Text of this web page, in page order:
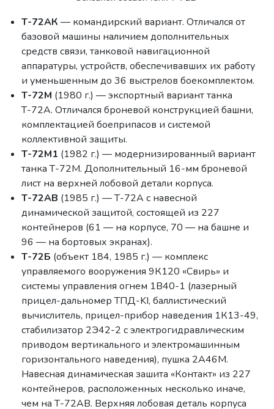
Т-72АК — командирский вариант. Отличался от
базовой машины наличием дополнительных
средств связи, танковой навигационной
аппаратуры, устройств, обеспечивавших их работу
и уменьшенным до 36 выстрелов боекомплектом.
Т-72М (1980 г.) — экспортный вариант танка
Т-72А. Отличался броневой конструкцией башни,
комплектацией боеприпасов и системой
коллективной защиты.
Т-72М1 (1982 г.) — модернизированный вариант
танка Т-72М. Дополнительный 16-мм броневой
лист на верхней лобовой детали корпуса.
Т-72АВ (1985 г.) — Т-72А с навесной
динамической защитой, состоящей из 227
контейнеров (61 — на корпусе, 70 — на башне и
96 — на бортовых экранах).
Т-72Б (объект 184, 1985 г.) — комплекс
управляемого вооружения 9К120 «Свирь» и
системы управления огнем 1В40-1 (лазерный
прицел-дальномер ТПД-KI, баллистический
вычислитель, прицел-прибор наведения 1К13-49,
стабилизатор 2Э42-2 с электрогидравлическим
приводом вертикального и электромашинным
горизонтального наведения), пушка 2А46М.
Навесная динамическая зашита «Контакт» из 227
контейнеров, расположенных несколько иначе,
чем на Т-72АВ. Верхняя лобовая деталь корпуса